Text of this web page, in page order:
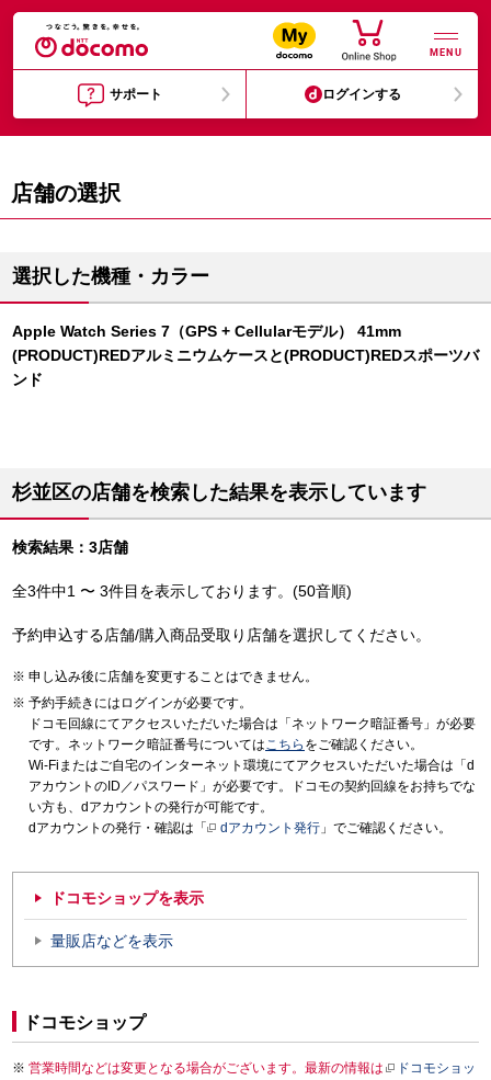
MENU
サポート ログインする
店舗の選択
選択した機種・カラー
Apple Watch Series 7（GPS + Cellularモデル） 41mm
(PRODUCT)REDアルミニウムケースと(PRODUCT)REDスポーツバ
ンド
杉並区の店舗を検索した結果を表示しています
検索結果：3店舗
全3件中1 〜 3件目を表示しております。(50音順)
予約申込する店舗/購入商品受取り店舗を選択してください。
申し込み後に店舗を変更することはできません。
予約手続きにはログインが必要です。
ドコモ回線にてアクセスいただいた場合は「ネットワーク暗証番号」が必要
です。ネットワーク暗証番号についてはこちら をご確認ください。
Wi-Fiまたはご自宅のインターネット環境にてアクセスいただいた場合は「d
アカウントのID／パスワード」が必要です。ドコモの契約回線をお持ちでな
い方も、dアカウントの発行が可能です。
dアカウントの発行・確認は「
dアカウント発行 」でご確認ください。
ドコモショップを表示
量販店などを表示
ドコモショップ
営業時間などは変更となる場合がございます。最新の情報は
ドコモショッ